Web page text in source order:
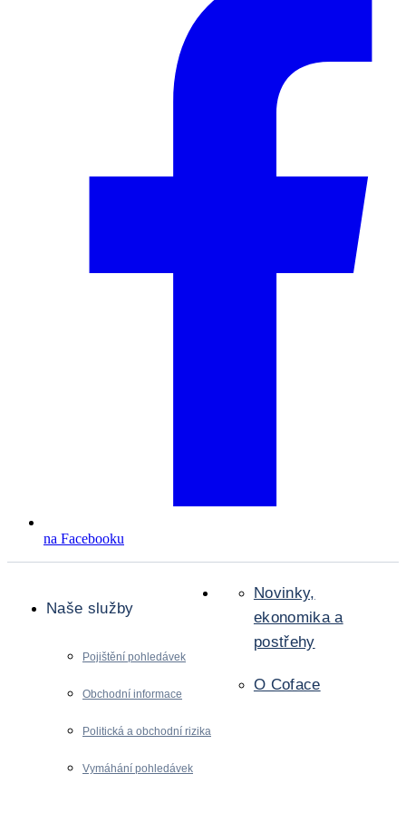
na Facebooku
Naše služby
Pojištění pohledávek
Obchodní informace
Politická a obchodní rizika
Vymáhání pohledávek
Novinky,
ekonomika a
postřehy
O Coface